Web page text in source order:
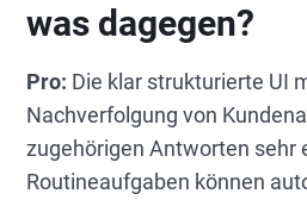
was dagegen?
Pro: Die klar strukturierte UI
Nachverfolgung von
zugehörigen Antworten sehr
Routineaufgaben können